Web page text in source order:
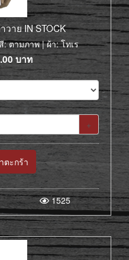
วาย IN STOCK
ตามภาพ | ผ้า: โทเร
บาท
+
ตะกร้า
1525